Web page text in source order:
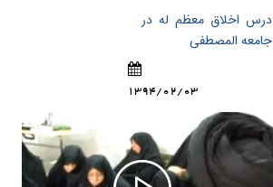
درس اخلاق معظم له در
جامعه المصطفی
1394/02/03